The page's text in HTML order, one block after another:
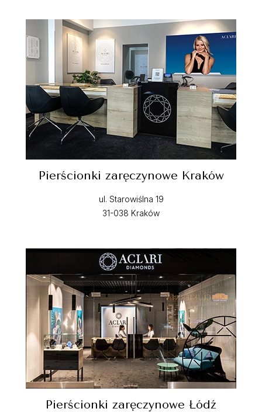
Pierścionki zaręczynowe Kraków
ul. Starowiślna 19
31-038 Kraków
Pierścionki zaręczynowe Łódź